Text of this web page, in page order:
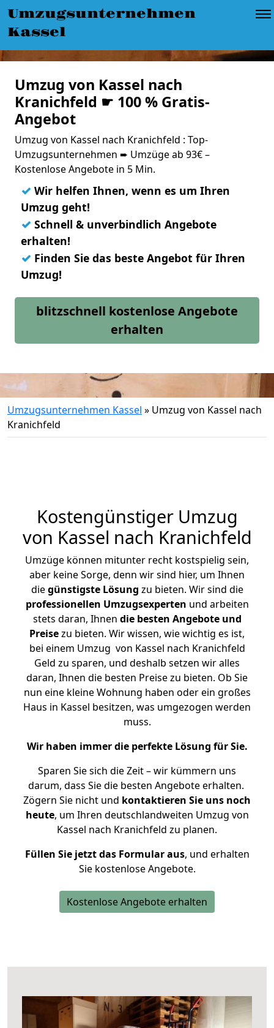
Umzugsunternehmen
Kassel
Umzug von Kassel nach
Kranichfeld ☛ 100 % Gratis-
Angebot
Umzug von Kassel nach Kranichfeld : Top-
Umzugsunternehmen ➨ Umzüge ab 93€ –
Kostenlose Angebote in 5 Min.
✓ Wir helfen Ihnen, wenn es um Ihren
Umzug geht!
✓ Schnell & unverbindlich Angebote
erhalten!
✓ Finden Sie das beste Angebot für Ihren
Umzug!
blitzschnell kostenlose Angebote
erhalten
Umzugsunternehmen Kassel » Umzug von Kassel nach
Kranichfeld
Kostengünstiger Umzug
von Kassel nach Kranichfeld
Umzüge können mitunter recht kostspielig sein,
aber keine Sorge, denn wir sind hier, um Ihnen
diegünstigste Lösung zu bieten. Wir sind die
professionellen Umzugsexperten und arbeiten
stets daran, Ihnen die besten Angebote und
Preisezu bieten. Wir wissen, wie wichtig es ist,
bei einem Umzug von Kassel nach Kranichfeld
Geld zu sparen, und deshalb setzen wir alles
daran, Ihnen die besten Preise zu bieten. Ob Sie
nun eine kleine Wohnung haben oder ein großes
Haus in Kassel besitzen, was umgezogen werden
muss.
Wir haben immer die perfekte Lösung für Sie.
Sparen Sie sich die Zeit – wir kümmern uns
darum, dass Sie die besten Angebote erhalten.
Zögern Sie nicht und kontaktieren Sie uns noch
heute, um Ihren deutschlandweiten Umzug von
Kassel nach Kranichfeld zu planen.
Füllen Sie jetzt das Formular aus, und erhalten
Sie kostenlose Angebote.
Kostenlose Angebote erhalten